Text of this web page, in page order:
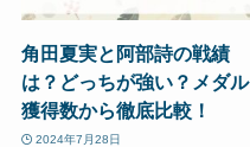
角田夏実と阿部詩の戦績
は？どっちが強い？メダル
獲得数から徹底比較！
2024年7月28日